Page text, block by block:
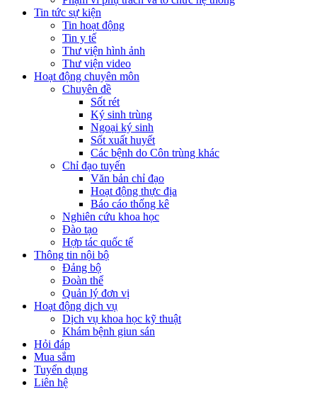
Tin tức sự kiện
Tin hoạt động
Tin y tế
Thư viện hình ảnh
Thư viện video
Hoạt động chuyên môn
Chuyên đề
Sốt rét
Ký sinh trùng
Ngoại ký sinh
Sốt xuất huyết
Các bệnh do Côn trùng khác
Chỉ đạo tuyến
Văn bản chỉ đạo
Hoạt động thực địa
Báo cáo thống kê
Nghiên cứu khoa học
Đào tạo
Hợp tác quốc tế
Thông tin nội bộ
Đảng bộ
Đoàn thể
Quản lý đơn vị
Hoạt động dịch vụ
Dịch vụ khoa học kỹ thuật
Khám bệnh giun sán
Hỏi đáp
Mua sắm
Tuyển dụng
Liên hệ